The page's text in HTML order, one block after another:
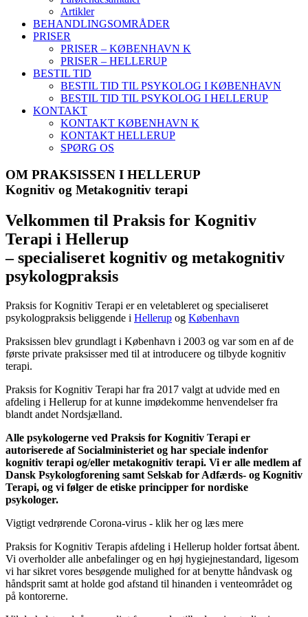
Artikler
BEHANDLINGSOMRÅDER
PRISER
PRISER – KØBENHAVN K
PRISER – HELLERUP
BESTIL TID
BESTIL TID TIL PSYKOLOG I KØBENHAVN
BESTIL TID TIL PSYKOLOG I HELLERUP
KONTAKT
KONTAKT KØBENHAVN K
KONTAKT HELLERUP
SPØRG OS
OM PRAKSISSEN I HELLERUP
Kognitiv og Metakognitiv terapi
Velkommen til Praksis for Kognitiv
Terapi i Hellerup
– specialiseret kognitiv og metakognitiv
psykologpraksis
Praksis for Kognitiv Terapi er en veletableret og specialiseret
psykologpraksis beliggende i Hellerup og København
Praksissen blev grundlagt i København i 2003 og var som en af de
første private praksisser med til at introducere og tilbyde kognitiv
terapi.
Praksis for Kognitiv Terapi har fra 2017 valgt at udvide med en
afdeling i Hellerup for at kunne imødekomme henvendelser fra
blandt andet Nordsjælland.
Alle psykologerne ved Praksis for Kognitiv Terapi er
autoriserede af Socialministeriet og har speciale indenfor
kognitiv terapi og/eller metakognitiv terapi. Vi er alle medlem af
Dansk Psykologforening samt Selskab for Adfærds- og Kognitiv
Terapi, og vi følger de etiske principper for nordiske
psykologer.
Vigtigt vedrørende Corona-virus - klik her og læs mere
Praksis for Kognitiv Terapis afdeling i Hellerup holder fortsat åbent.
Vi overholder alle anbefalinger og en høj hygiejnestandard, ligesom
vi har sikret vores besøgende mulighed for at benytte håndvask og
håndsprit samt at holde god afstand til hinanden i venteområdet og
på kontorerne.